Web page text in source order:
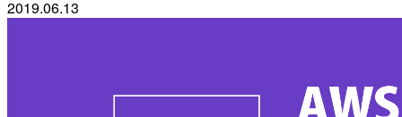
2019.06.13